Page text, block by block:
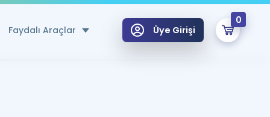
Faydalı Araçlar Üye Girişi
0